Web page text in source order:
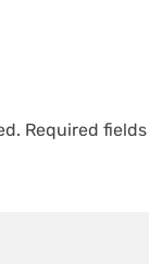
Required fields